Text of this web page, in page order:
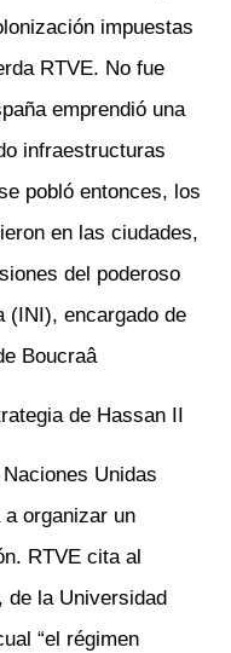
impuestas
RTVE. No fue
emprendió una
infraestructuras
pobló entonces, los
en las ciudades,
del poderoso
(INI), encargado de
Boucraâ”.
de Hassan II
Unidas
organizar un
RTVE cita al
de la Universidad
“el régimen